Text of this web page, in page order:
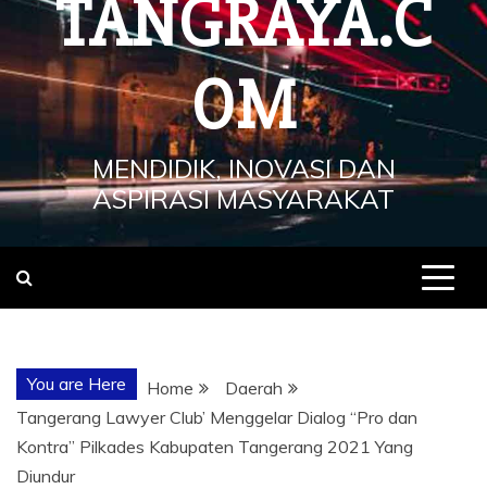
TANGRAYA.C
OM
MENDIDIK, INOVASI DAN
ASPIRASI MASYARAKAT
You are Here Home
Daerah
Tangerang Lawyer Club’ Menggelar Dialog “Pro dan
Kontra” Pilkades Kabupaten Tangerang 2021 Yang
Diundur